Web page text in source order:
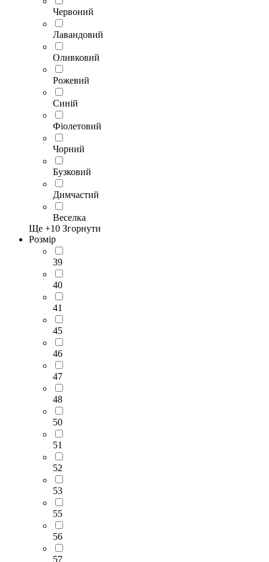
Червоний
Лавандовий
Оливковий
Рожевий
Синій
Фіолетовий
Чорний
Бузковий
Димчастий
Веселка
Ще +10 Згорнути
Розмір
39
40
41
45
46
47
48
50
51
52
53
55
56
57